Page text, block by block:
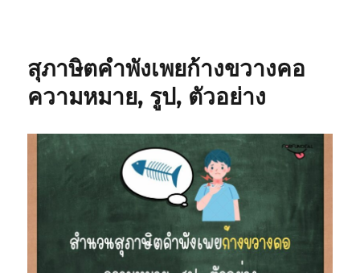
สุภาษิตคำพังเพยก้างขวางคอ
ความหมาย, รูป, ตัวอย่าง